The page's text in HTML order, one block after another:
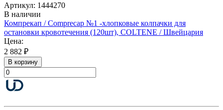
Артикул: 1444270
В наличии
Компрекап / Comprecap №1 -хлопковые колпачки для
остановки кровотечения (120шт), COLTENE / Швейцария
Цена:
2 882 ₽
В корзину